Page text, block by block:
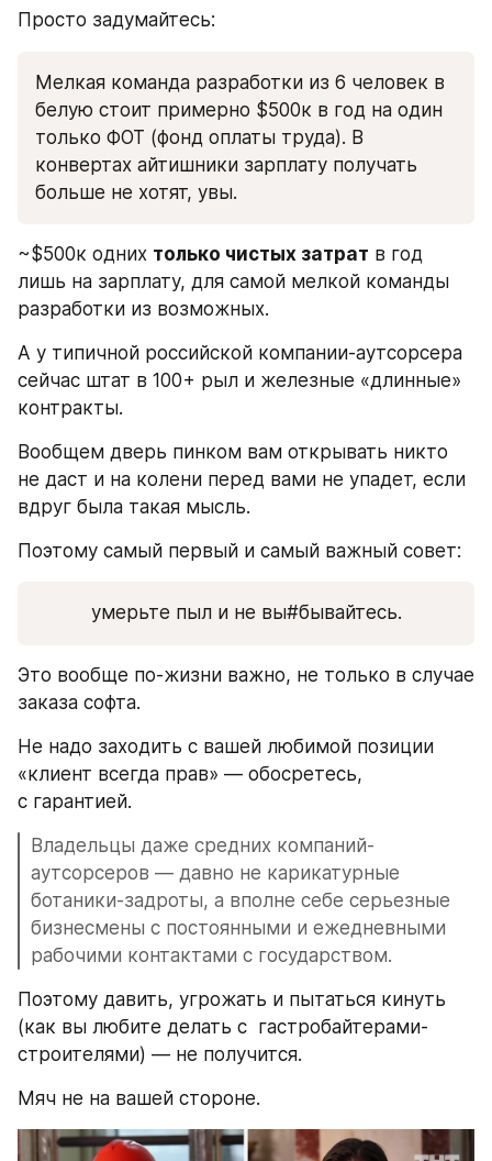
Просто задумайтесь:
Мелкая команда разработки из 6 человек в
белую стоит примерно $500к в год на один
только ФОТ (фонд оплаты труда). В
конвертах айтишники зарплату получать
больше не хотят, увы.
~$500к одних только чистых затрат в год
лишь на зарплату, для самой мелкой команды
разработки из возможных.
А у типичной российской компании-аутсорсера
сейчас штат в 100+ рыл и железные «длинные»
контракты.
Вообщем дверь пинком вам открывать никто
не даст и на колени перед вами не упадет, если
вдруг была такая мысль.
Поэтому самый первый и самый важный совет:
умерьте пыл и не вы#бывайтесь.
Это вообще по-жизни важно, не только в случае
заказа софта.
Не надо заходить с вашей любимой позиции
«клиент всегда прав» — обосретесь,
с гарантией.
Владельцы даже средних компаний-
аутсорсеров — давно не карикатурные
ботаники-задроты, а вполне себе серьезные
бизнесмены с постоянными и ежедневными
рабочими контактами с государством.
Поэтому давить, угрожать и пытаться кинуть
(как вы любите делать с  гастробайтерами-
строителями) — не получится.
Мяч не на вашей стороне.